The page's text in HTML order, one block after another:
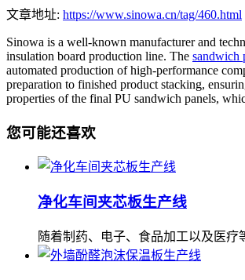
文章地址: https://www.sinowa.cn/tag/460.html
Sinowa is a well-known manufacturer and
insulation board production line. The sandwich
automated production of high-performance
preparation to finished product stacking,
properties of the final PU sandwich panels,
您可能还喜欢
净化车间夹芯板生产线
随着制药、电子、食品加工以及医